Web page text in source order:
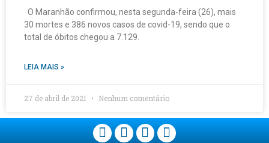
O Maranhão confirmou, nesta segunda-feira (26), mais
30 mortes e 386 novos casos de covid-19, sendo que o
total de óbitos chegou a 7.129.
LEIA MAIS »
27 de abril de 2021 Nenhum comentário